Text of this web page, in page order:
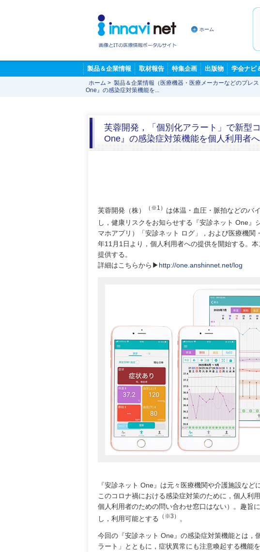
ホーム
製品＆企業情報 取材報告 特集企画 出版物 学会ナビ
ホーム > 製品＆企業情報（医療機器・医療メーカーなどのプレス
One』の感染症対策機能を...
芙蓉開発，「個別化アラート」で新型
One』の感染症対策機能を個人利用者
芙蓉開発（株） （※1） は体温・血圧・脈拍などのバ
し，健康リスクをお知らせする『安診ネット One』
マホアプリ）「安診ネット ログ」，および医療機
年11月1日より，個人利用者への提供を開始する。
提供する。
詳細はこちらから▶ http://one.anshinnet.net/log
『安診ネット One』は元々医療機関や介護施設な
このコロナ禍における感染症対策のために，個人利
個人利用者のための問い合わせ窓口はない）。趣旨
し，利用可能とする
（※3） 。
今回の『安診ネット One』の感染症対策機能とは，
ラート」とともに，症状異常にも注意喚起する機能